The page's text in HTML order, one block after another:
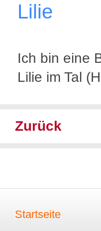
Lilie
Ich bin eine
Lilie im Tal
Zurück
Startseite